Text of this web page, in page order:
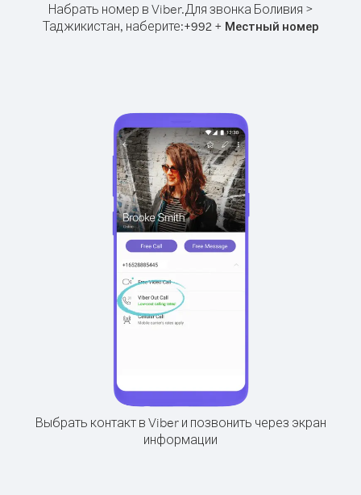
Набрать номер в Viber.Для звонка Боливия >
Таджикистан, наберите:+992+ Местный номер
Выбрать контакт в Viber и позвонить через экран
информации